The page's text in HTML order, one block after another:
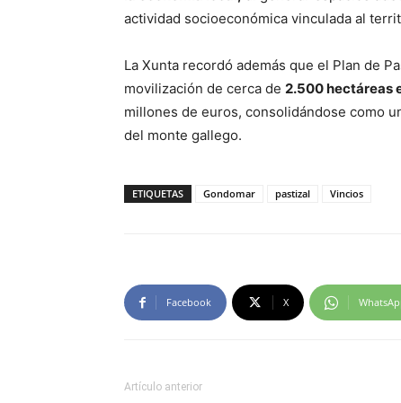
actividad socioeconómica vinculada al
La Xunta recordó además que el Plan de
movilización de cerca de 2.500 hectáreas
millones de euros, consolidándose como
del monte gallego.
ETIQUETAS Gondomar pastizal Vincios
Facebook X
Artículo anterior